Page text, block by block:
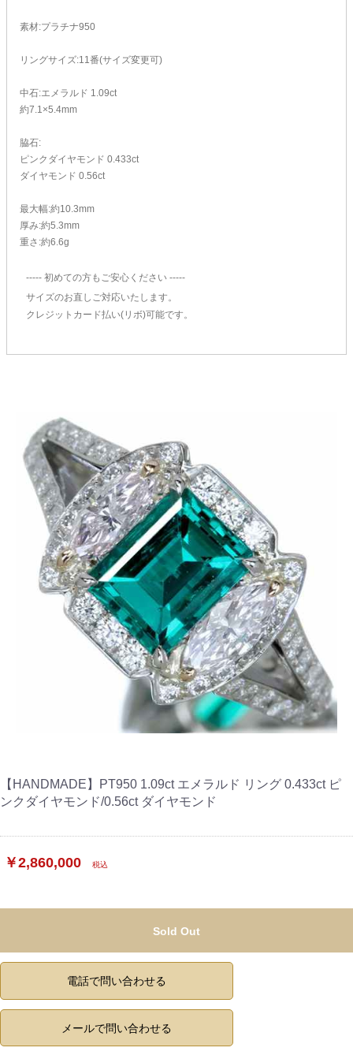
素材:プラチナ950
リングサイズ:11番(サイズ変更可)
中石:エメラルド 1.09ct
約7.1×5.4mm
脇石:
ピンクダイヤモンド 0.433ct
ダイヤモンド 0.56ct
最大幅:約10.3mm
厚み:約5.3mm
重さ:約6.6g
----- 初めての方もご安心ください -----
サイズのお直しご対応いたします。
クレジットカード払い(リボ)可能です。
【HANDMADE】PT950 1.09ct エメラルド リング 0.433ct ピ
ンクダイヤモンド/0.56ct ダイヤモンド
￥2,860,000 税込
Sold Out
電話で問い合わせる
メールで問い合わせる